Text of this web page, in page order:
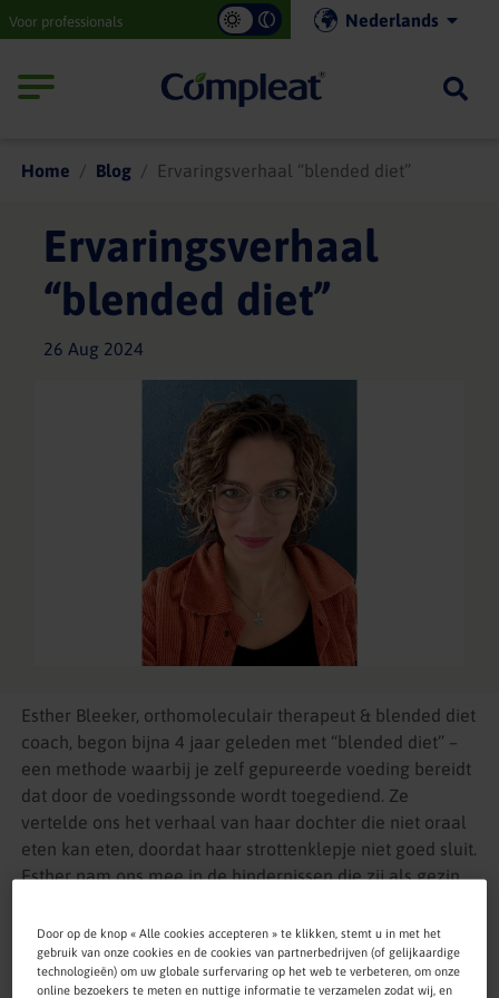
Main
Voor professionals Nederlands
Compleat
Home Blog Ervaringsverhaal “blended diet”
Ervaringsverhaal
“blended diet”
26 Aug 2024
Esther Bleeker, orthomoleculair therapeut & blended diet
coach, begon bijna 4 jaar geleden met “blended diet” –
een methode waarbij je zelf gepureerde voeding bereidt
dat door de voedingssonde wordt toegediend. Ze
vertelde ons het verhaal van haar dochter die niet oraal
eten kan eten, doordat haar strottenklepje niet goed sluit.
Esther nam ons mee in de hindernissen die zij als gezin
en hoe ze nu andere ouders helpt die ook met blended
diet willen gaan starten. Dit doet zij onder de naam
Blended Diet Coach.
Door op de knop « Alle cookies accepteren » te klikken, stemt u in met het
gebruik van onze cookies en de cookies van partnerbedrijven (of gelijkaardige
technologieën) om uw globale surfervaring op het web te verbeteren, om onze
online bezoekers te meten en nuttige informatie te verzamelen zodat wij, en